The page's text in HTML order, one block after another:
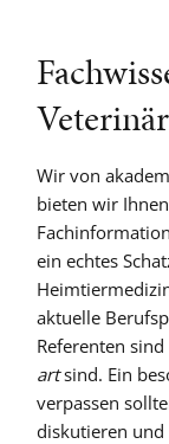
Wir von
bieten wir
ein echtes
aktuelle
Referenten
artsind. Ein
verpassen
diskutieren und